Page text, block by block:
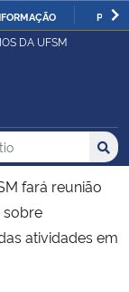
DA UFSM
no Sítio
fará reunião
sobre
atividades em